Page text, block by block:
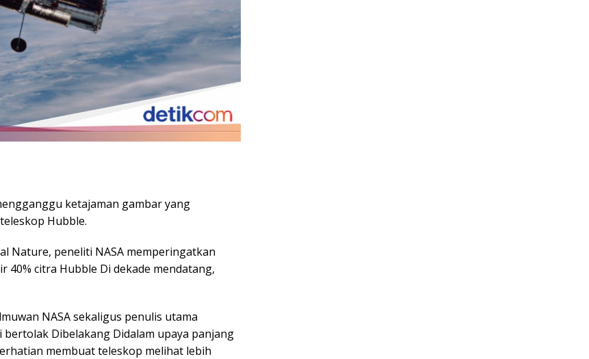
ketajaman gambar yang
Hubble.
Nature, peneliti NASA memperingatkan
40% citra Hubble Di dekade mendatang,
NASA sekaligus penulis utama
Dibelakang Didalam upaya panjang
membuat teleskop melihat lebih